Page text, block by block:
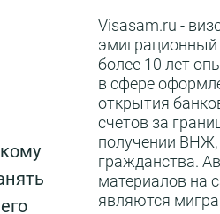
Visasam.ru -
эмиграционный
более 10 лет
в сфере
открытия
счетов за
получении
гражданства.
материалов на
являются